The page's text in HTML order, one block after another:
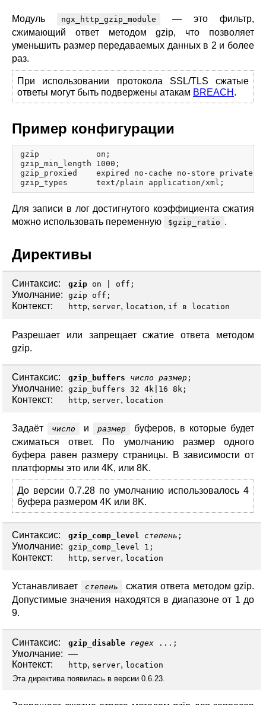
njs
ingress controller
Модуль ngx_http_gzip_module
— это фильтр,
сжимающий ответ методом gzip, что позволяет
уменьшить размер передаваемых данных в 2 и более
раз.
При использовании протокола SSL/TLS сжатые
ответы могут быть подвержены атакам BREACH .
Пример конфигурации
gzip            on;
gzip_min_length 1000;
gzip_proxied    expired no-cache no-store private
Для записи в лог достигнутого коэффициента сжатия
можно использовать переменную
$gzip_ratio .
Директивы
Синтаксис: gzip on off ;
Умолчание: gzip off;
Контекст: http, server, location, if в location
Разрешает или запрещает сжатие ответа методом
gzip.
Синтаксис: gzip_buffers число размер ;
Умолчание: gzip_buffers 32 4k|16 8k;
Контекст: http, server, location
Задаёт число и размер
буферов, в которые будет
сжиматься ответ. По умолчанию размер одного
буфера равен размеру страницы. В зависимости от
платформы это или 4K, или 8K.
До версии 0.7.28 по умолчанию использовалось 4
буфера размером 4K или 8K.
Синтаксис: gzip_comp_level степень ;
Умолчание: gzip_comp_level 1;
Контекст: http, server, location
Устанавливает степень
сжатия ответа методом gzip.
Допустимые значения находятся в диапазоне от 1 до
9.
Синтаксис: gzip_disable regex ...;
Умолчание: —
Контекст:
http, server, location
Эта директива появилась в версии 0.6.23.